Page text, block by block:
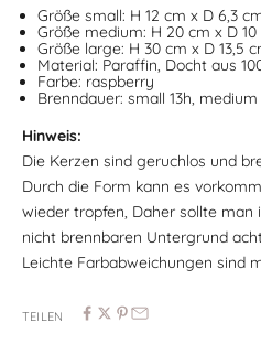
Größe small: H 12 cm x D 6,3
Größe medium: H 20 cm x D 10
Größe large: H 30 cm x D 13,5
Material: Paraffin, Docht aus
Farbe: raspberry
Brenndauer: small 13h,
Hinweis:
Die Kerzen sind geruchlos und
Durch die Form kann es
wieder tropfen, Daher sollte
nicht brennbaren Untergrund
Leichte Farbabweichungen sind
TEILEN